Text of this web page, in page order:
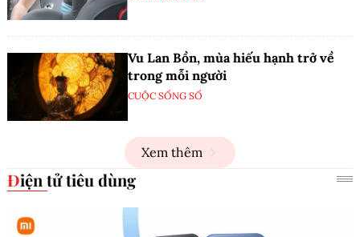
Vu Lan Bồn, mùa hiếu hạnh trở về
trong mỗi người
CUỘC SỐNG SỐ
Xem thêm
Điện tử tiêu dùng